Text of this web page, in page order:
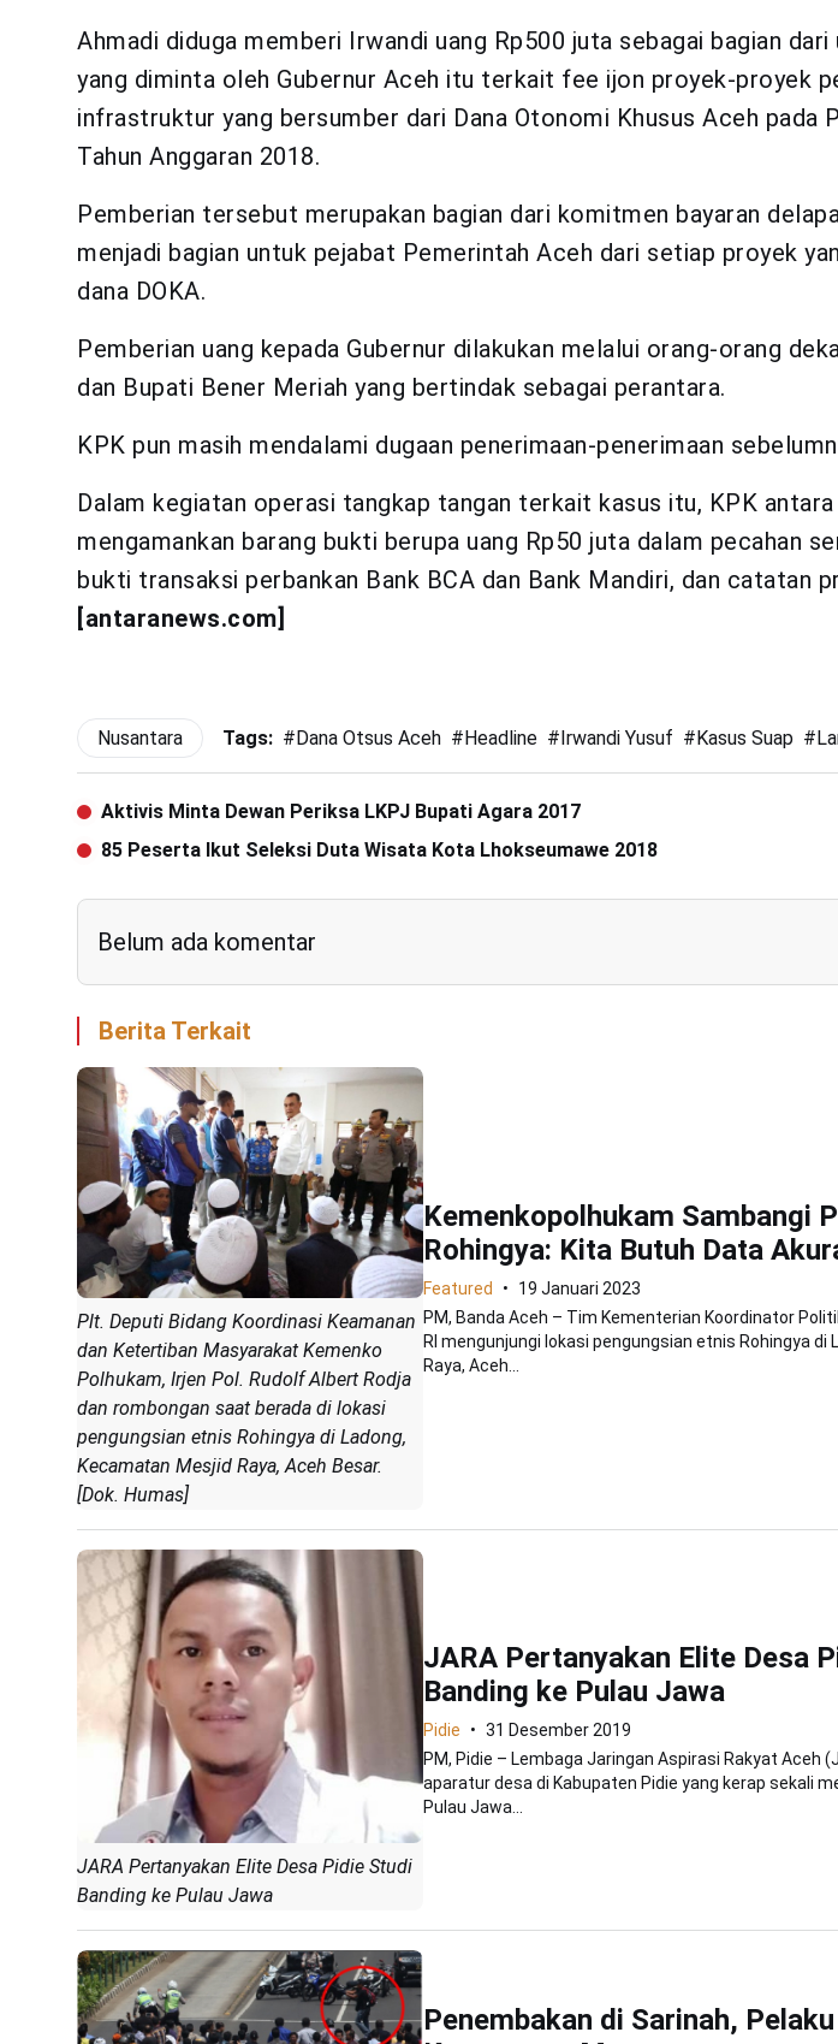
Ahmadi diduga memberi Irwandi uang Rp500 juta sebagai bagian dari
yang diminta oleh Gubernur Aceh itu terkait fee ijon proyek-proyek
infrastruktur yang bersumber dari Dana Otonomi Khusus Aceh pada
Tahun Anggaran 2018.
Pemberian tersebut merupakan bagian dari komitmen bayaran
menjadi bagian untuk pejabat Pemerintah Aceh dari setiap proyek
dana DOKA.
Pemberian uang kepada Gubernur dilakukan melalui orang-orang
dan Bupati Bener Meriah yang bertindak sebagai perantara.
KPK pun masih mendalami dugaan penerimaan-penerimaan
Dalam kegiatan operasi tangkap tangan terkait kasus itu, KPK antara
mengamankan barang bukti berupa uang Rp50 juta dalam pecahan
bukti transaksi perbankan Bank BCA dan Bank Mandiri, dan catatan
[antaranews.com]
Nusantara Tags: #Dana Otsus Aceh #Headline #Irwandi Yusuf #Kasus Suap #
Aktivis Minta Dewan Periksa LKPJ Bupati Agara 2017
85 Peserta Ikut Seleksi Duta Wisata Kota Lhokseumawe 2018
Belum ada komentar
Berita Terkait
Plt. Deputi Bidang Koordinasi Keamanan
dan Ketertiban Masyarakat Kemenko
Polhukam, Irjen Pol. Rudolf Albert Rodja
dan rombongan saat berada di lokasi
pengungsian etnis Rohingya di Ladong,
Kecamatan Mesjid Raya, Aceh Besar.
[Dok. Humas]
Kemenkopolhukam Sambangi
Rohingya: Kita Butuh Data
Featured
19 Januari 2023
PM, Banda Aceh – Tim Kementerian Koordinator
RI mengunjungi lokasi pengungsian etnis Rohingya di
Raya, Aceh...
JARA Pertanyakan Elite Desa Pidie Studi
Banding ke Pulau Jawa
JARA Pertanyakan Elite Desa
Banding ke Pulau Jawa
Pidie
31 Desember 2019
PM, Pidie – Lembaga Jaringan Aspirasi Rakyat Aceh
aparatur desa di Kabupaten Pidie yang kerap sekali
Pulau Jawa...
Penembakan di Sarinah,